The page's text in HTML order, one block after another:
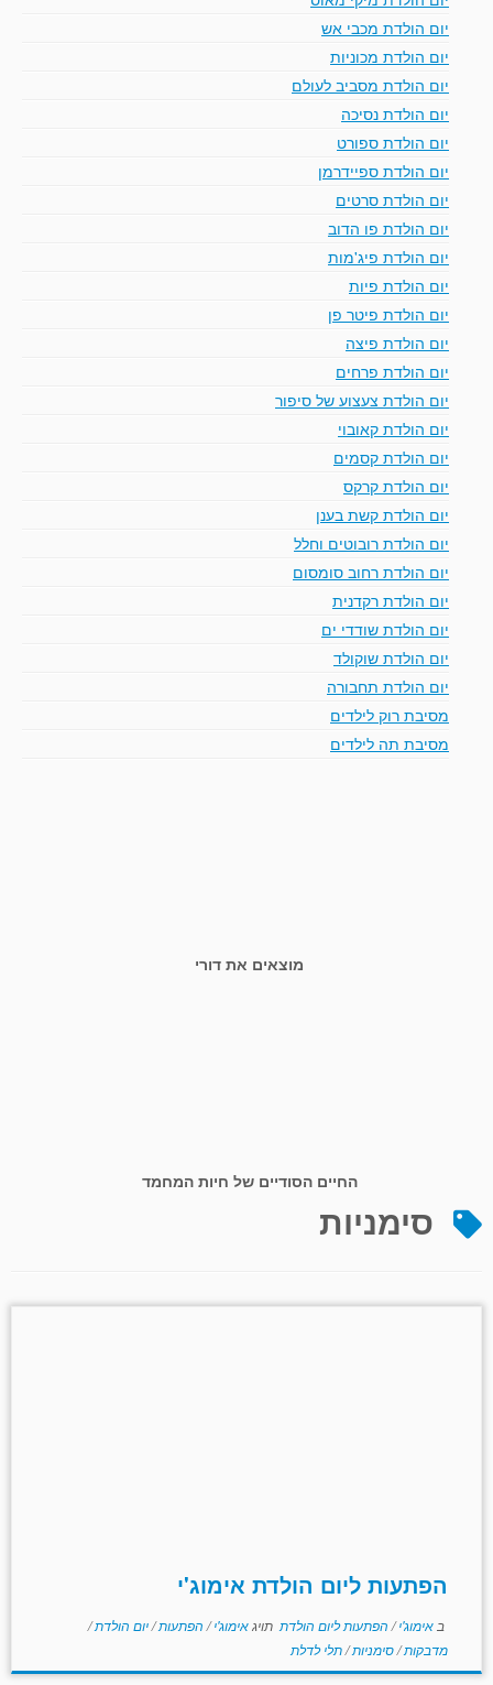
יום הולדת מכבי אש
יום הולדת מכוניות
יום הולדת מסביב לעולם
יום הולדת נסיכה
יום הולדת ספורט
יום הולדת ספיידרמן
יום הולדת סרטים
יום הולדת פו הדוב
יום הולדת פיג'מות
יום הולדת פיות
יום הולדת פיטר פן
יום הולדת פיצה
יום הולדת פרחים
יום הולדת צעצוע של סיפור
יום הולדת קאובוי
יום הולדת קסמים
יום הולדת קרקס
יום הולדת קשת בענן
יום הולדת רובוטים וחלל
יום הולדת רחוב סומסום
יום הולדת רקדנית
יום הולדת שודדי ים
יום הולדת שוקולד
יום הולדת תחבורה
מסיבת רוק לילדים
מסיבת תה לילדים
מוצאים את דורי
החיים הסודיים של חיות המחמד
סימניות
הפתעות ליום הולדת אימוג'י
ב אימוג'י/ הפתעות ליום הולדת תויגאימוג'י/ הפתעות/יום הולדת/
מדבקות/סימניות/תלי לדלת